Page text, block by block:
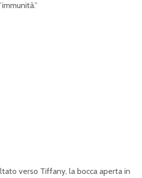
verso Tiffany, la bocca aperta in